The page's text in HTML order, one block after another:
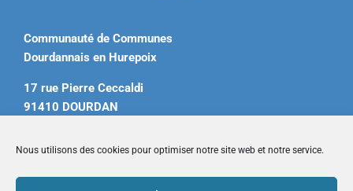
Nous utilisons des cookies pour optimiser notre site web et notre service.
Communauté de Communes
Dourdannais en Hurepoix
17 rue Pierre Ceccaldi
91410 DOURDAN
contact@ccdourdannais.com